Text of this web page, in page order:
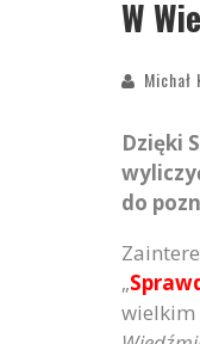
W
Michał
Dzięki
do
„